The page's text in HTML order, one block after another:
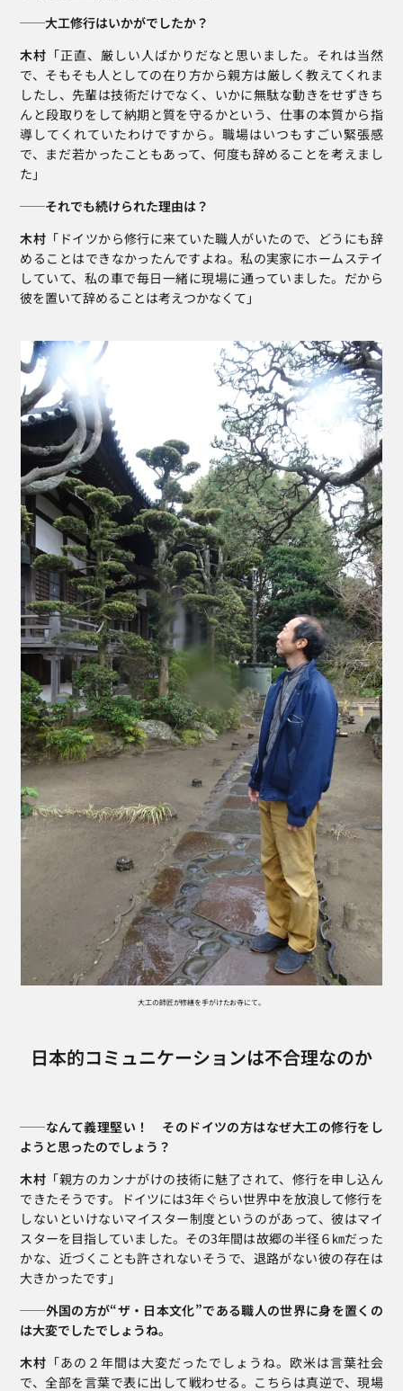
──大工修行はいかがでしたか？
木村 「正直、厳しい人ばかりだなと思いました。それは当然
で、そもそも人としての在り方から親方は厳しく教えてくれま
したし、先輩は技術だけでなく、いかに無駄な動きをせずきち
んと段取りをして納期と質を守るかという、仕事の本質から指
導してくれていたわけですから。職場はいつもすごい緊張感
で、まだ若かったこともあって、何度も辞めることを考えまし
た」
──それでも続けられた理由は？
木村 「ドイツから修行に来ていた職人がいたので、どうにも辞
めることはできなかったんですよね。私の実家にホームステイ
していて、私の車で毎日一緒に現場に通っていました。だから
彼を置いて辞めることは考えつかなくて」
大工の師匠が修繕を手がけたお寺にて。
日本的コミュニケーションは不合理なのか
──なんて義理堅い！　そのドイツの方はなぜ大工の修行をし
ようと思ったのでしょう？
木村 「親方のカンナがけの技術に魅了されて、修行を申し込ん
できたそうです。ドイツには3年ぐらい世界中を放浪して修行を
しないといけないマイスター制度というのがあって、彼はマイ
スターを目指していました。その3年間は故郷の半径６㎞だった
かな、近づくことも許されないそうで、退路がない彼の存在は
大きかったです」
──外国の方が“ザ・日本文化”である職人の世界に身を置くの
は大変でしたでしょうね。
木村 「あの２年間は大変だったでしょうね。欧米は言葉社会
で、全部を言葉で表に出して戦わせる。こちらは真逆で、現場